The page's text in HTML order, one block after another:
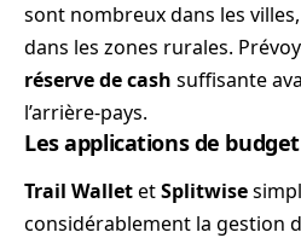
sont nombreux dans les
dans les zones rurales.
réserve de cash suffisante
l’arrière-pays.
Les applications de
Trail WalletetSplitwise
considérablement la gestion